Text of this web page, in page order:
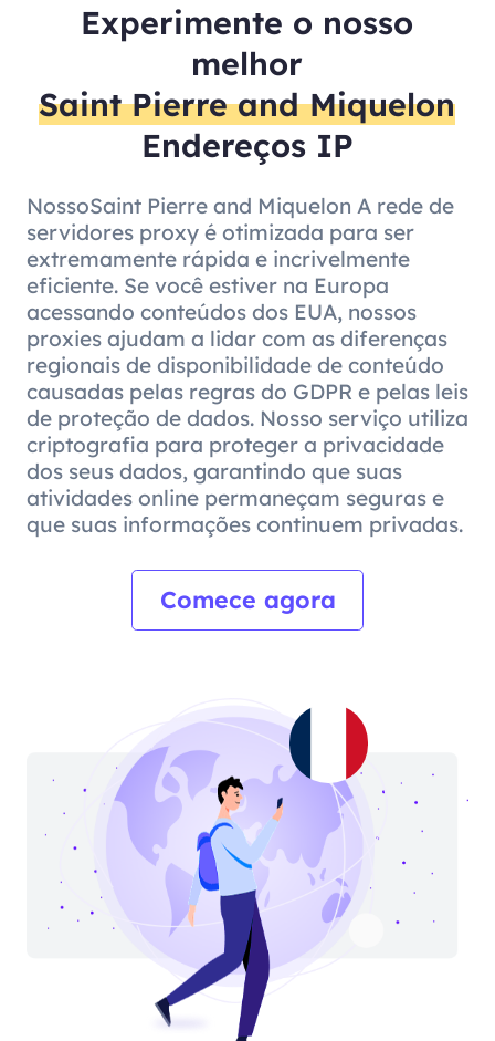
Experimente o nosso
melhor
Saint Pierre and Miquelon
Endereços IP
NossoSaint Pierre and Miquelon A rede de
servidores proxy é otimizada para ser
extremamente rápida e incrivelmente
eficiente. Se você estiver na Europa
acessando conteúdos dos EUA, nossos
proxies ajudam a lidar com as diferenças
regionais de disponibilidade de conteúdo
causadas pelas regras do GDPR e pelas leis
de proteção de dados. Nosso serviço utiliza
criptografia para proteger a privacidade
dos seus dados, garantindo que suas
atividades online permaneçam seguras e
que suas informações continuem privadas.
Comece agora